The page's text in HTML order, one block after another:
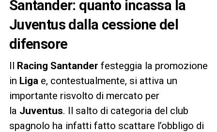
Santander: quanto incassa la
Juventus dalla cessione del
difensore
Il Racing Santander festeggia la promozione
in Ligae, contestualmente, si attiva un
importante risvolto di mercato per
la Juventus. Il salto di categoria del club
spagnolo ha infatti fatto scattare l’obbligo di